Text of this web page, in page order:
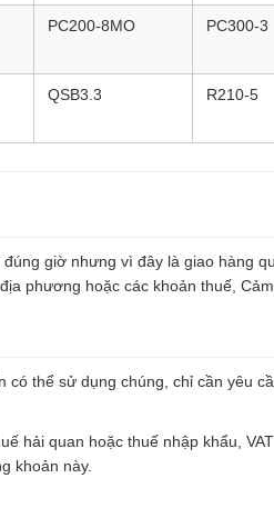
PC200-8MO PC300-3
QSB3.3 R210-5
giờ nhưng vì đây là giao hàng
phương hoặc các khoản thuế,
thể sử dụng chúng, chỉ cần yêu
hải quan hoặc thuế nhập khẩu,
khoản này.